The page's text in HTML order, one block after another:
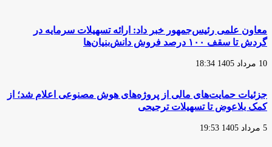
معاون علمی رئیس‌جمهور خبر داد: ارائه تسهیلات سرمایه در
گردش تا سقف ۱۰۰ درصد فروش دانش‌بنیان‌ها
10 مرداد 1405 18:34
جزئیات حمایت‌های مالی از پروژه‌های هوش مصنوعی اعلام شد؛ از
کمک بلاعوض تا تسهیلات ترجیحی
5 مرداد 1405 19:53